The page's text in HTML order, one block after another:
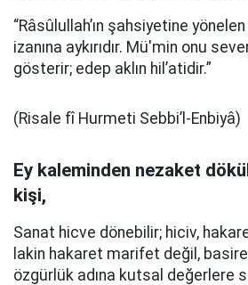
“Râsûlullah’ın şahsiyetine
izanına aykırıdır. Mü'min onu
gösterir; edep aklın hil’atidir.”
(Risale fî Hurmeti Sebbi’l-Enbiyâ)
Ey kaleminden nezaket
kişi,
Sanat hicve dönebilir; hiciv,
lakin hakaret marifet değil,
özgürlük adına kutsal değerlere